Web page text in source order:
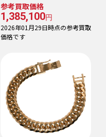
参考買取価格
1,385,100円
2026年01月29日時点の参考買取
価格です